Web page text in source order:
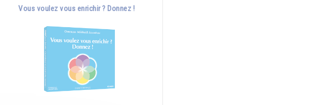
Vous voulez vous enrichir ? Donnez !